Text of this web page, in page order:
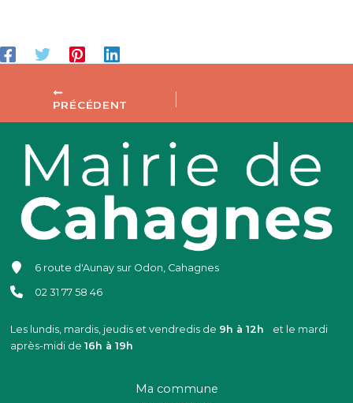
PRÉCÉDENT
6 route d'Aunay sur Odon, Cahagnes
02 31 77 58 46
Les lundis, mardis, jeudis et vendredis de 9h à 12h et le mardi
après-midi de16h à 19h
Ma commune